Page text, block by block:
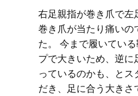
右足親指が巻き爪で左
巻き爪が当たり痛いの
た。 今まで履いてい
プで大きいため、逆に
っているのかも、と
だき、足に合う大きさ